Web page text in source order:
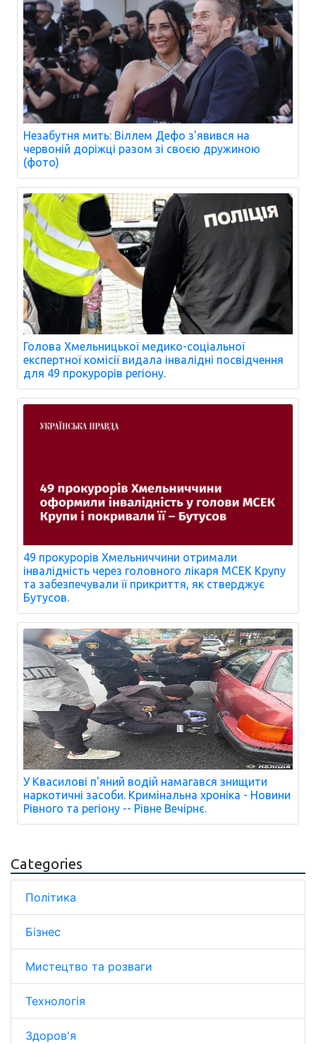
Незабутня мить: Віллем Дефо з'явився на
червоній доріжці разом зі своєю дружиною
(фото)
Голова Хмельницької медико-соціальної
експертної комісії видала інвалідні посвідчення
для 49 прокурорів регіону.
49 прокурорів Хмельниччини отримали
інвалідність через головного лікаря МСЕК Крупу
та забезпечували її прикриття, як стверджує
Бутусов.
У Квасилові п'яний водій намагався знищити
наркотичні засоби. Кримінальна хроніка - Новини
Рівного та регіону -- Рівне Вечірнє.
Categories
Політика
Бізнес
Мистецтво та розваги
Технологія
Здоров'я